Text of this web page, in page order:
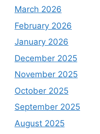
March 2026
February 2026
January 2026
December 2025
November 2025
October 2025
September 2025
August 2025